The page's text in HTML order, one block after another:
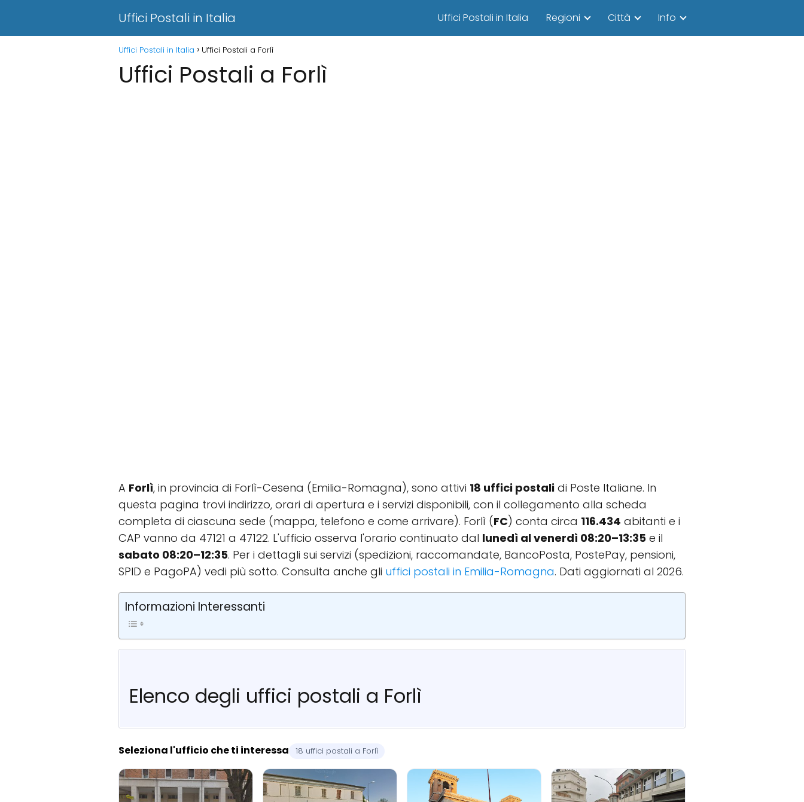
Uffici Postali in Italia Uffici Postali in Italia Regioni Città Info
Uffici Postali in Italia Uffici Postali a Forlì
Uffici Postali a Forlì
A Forlì, in provincia di Forlì-Cesena (Emilia-Romagna), sono attivi 18 uffici postali di Poste Italiane. In
questa pagina trovi indirizzo, orari di apertura e i servizi disponibili, con il collegamento alla scheda
completa di ciascuna sede (mappa, telefono e come arrivare). Forlì (FC) conta circa 116.434 abitanti e i
CAP vanno da 47121 a 47122. L'ufficio osserva l'orario continuato dal lunedì al venerdì 08:20–13:35 e il
sabato 08:20–12:35. Per i dettagli sui servizi (spedizioni, raccomandate, BancoPosta, PostePay, pensioni,
SPID e PagoPA) vedi più sotto. Consulta anche gli uffici postali in Emilia-Romagna. Dati aggiornati al 2026.
Informazioni Interessanti
Elenco degli uffici postali a Forlì
Seleziona l'ufficio che ti interessa 18 uffici postali a Forlì